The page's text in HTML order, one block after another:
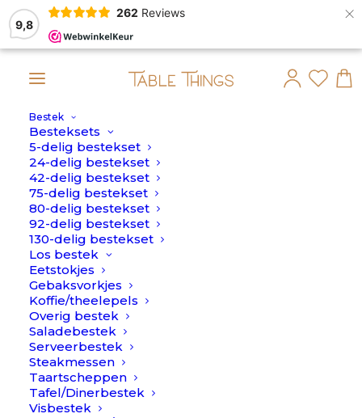
9,8
262 Reviews ×
Bestek
Besteksets
5-delig bestekset
24-delig bestekset
42-delig bestekset
75-delig bestekset
80-delig bestekset
92-delig bestekset
130-delig bestekset
Los bestek
Eetstokjes
Gebaksvorkjes
Koffie/theelepels
Overig bestek
Saladebestek
Serveerbestek
Steakmessen
Taartscheppen
Tafel/Dinerbestek
Visbestek
10 Augustus verstuurd.